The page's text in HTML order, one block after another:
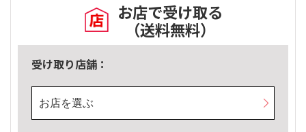
お店で受け取る
（送料無料）
受け取り店舗：
お店を選ぶ